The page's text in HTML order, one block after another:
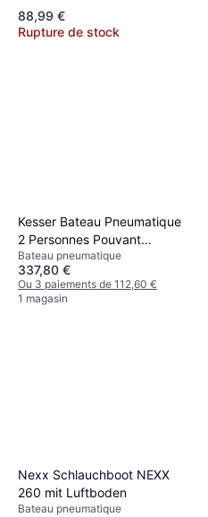
88,99 €
Rupture de stock
Kesser Bateau Pneumatique
2 Personnes Pouvant
Motorisé
Bateau pneumatique
337,80 €
Ou 3 paiements de 112,60 €
1 magasin
Nexx Schlauchboot NEXX
260 mit Luftboden
Bateau pneumatique